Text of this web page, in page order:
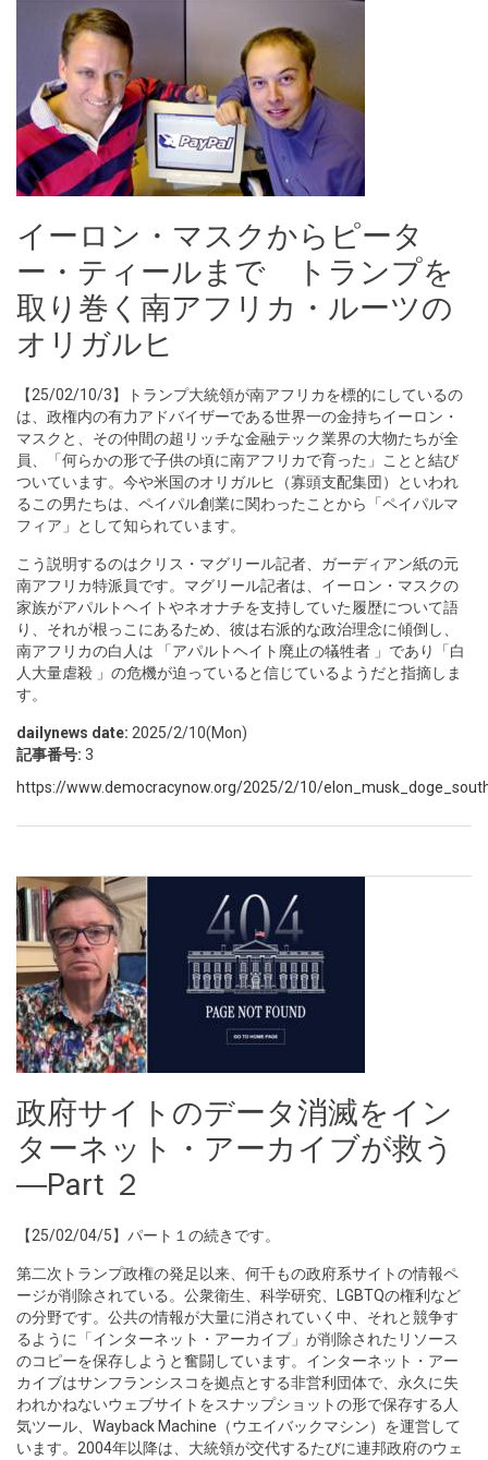
イーロン・マスクからピータ
ー・ティールまで トランプを
取り巻く南アフリカ・ルーツの
オリガルヒ
【25/02/10/3】トランプ大統領が南アフリカを標的にしているの
は、政権内の有力アドバイザーである世界一の金持ちイーロン・
マスクと、その仲間の超リッチな金融テック業界の大物たちが全
員、「何らかの形で子供の頃に南アフリカで育った」ことと結び
ついています。今や米国のオリガルヒ（寡頭支配集団）といわれ
るこの男たちは、ペイパル創業に関わったことから「ペイパルマ
フィア」として知られています。
こう説明するのはクリス・マグリール記者、ガーディアン紙の元
南アフリカ特派員です。マグリール記者は、イーロン・マスクの
家族がアパルトヘイトやネオナチを支持していた履歴について語
り、それが根っこにあるため、彼は右派的な政治理念に傾倒し、
南アフリカの白人は 「アパルトヘイト廃止の犠牲者 」であり「白
人大量虐殺 」の危機が迫っていると信じているようだと指摘しま
す。
dailynews date: 2025/2/10(Mon)
記事番号: 3
https://www.democracynow.org/2025/2/10/
政府サイトのデータ消滅をイン
ターネット・アーカイブが救う
―Part ２
【25/02/04/5】パート１の続きです。
第二次トランプ政権の発足以来、何千もの政府系サイトの情報ペ
ージが削除されている。公衆衛生、科学研究、LGBTQの権利など
の分野です。公共の情報が大量に消されていく中、それと競争す
るように「インターネット・アーカイブ」が削除されたリソース
のコピーを保存しようと奮闘しています。インターネット・アー
カイブはサンフランシスコを拠点とする非営利団体で、永久に失
われかねないウェブサイトをスナップショットの形で保存する人
気ツール、Wayback Machine（ウエイバックマシン）を運営して
います。2004年以降は、大統領が交代するたびに連邦政府のウェ